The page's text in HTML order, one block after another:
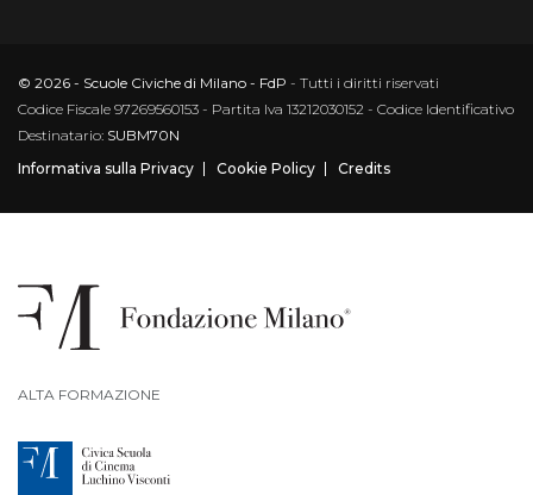
© 2026 - Scuole Civiche di Milano - FdP - Tutti i diritti riservati
Codice Fiscale 97269560153 - Partita Iva 13212030152 - Codice Identificativo
Destinatario: SUBM70N
Informativa sulla Privacy
Cookie Policy Credits
ALTA FORMAZIONE